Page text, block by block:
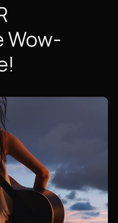
Wow-